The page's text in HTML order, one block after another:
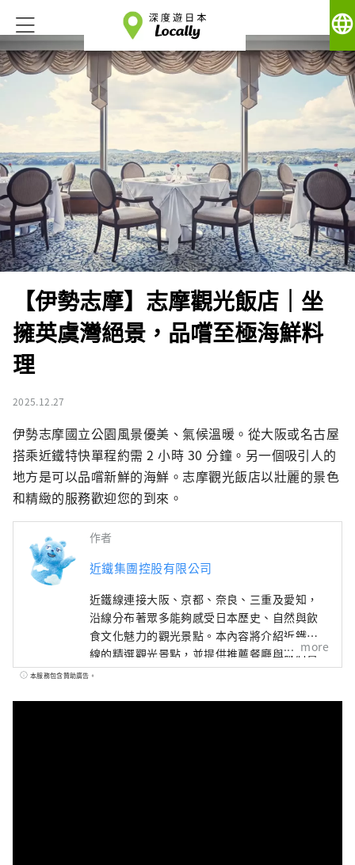
language
【伊勢志摩】志摩觀光飯店｜坐
擁英虞灣絕景，品嚐至極海鮮料
理
2025.12.27
伊勢志摩國立公園風景優美、氣候溫暖。從大阪或名古屋
搭乘近鐵特快單程約需 2 小時 30 分鐘。另一個吸引人的
地方是可以品嚐新鮮的海鮮。志摩觀光飯店以壯麗的景色
和精緻的服務歡迎您的到來。
作者
近鐵集團控股有限公司
近鐵線連接大阪、京都、奈良、三重及愛知，
沿線分布著眾多能夠感受日本歷史、自然與飲
食文化魅力的觀光景點。本內容將介紹近鐵沿
線的精選觀光景點，並提供推薦餐廳與飯店資
訊， 以及旅途中實用的小提醒，為您的近鐵線
more
本服務包含贊助廣告。